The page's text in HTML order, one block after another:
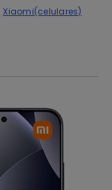
Xiaomi(celulares)